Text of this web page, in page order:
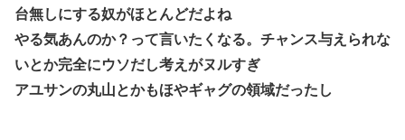
台無しにする奴がほとんどだよね
やる気あんのか？って言いたくなる。チャンス与えられな
いとか完全にウソだし考えがヌルすぎ
アユサンの丸山とかもほやギャグの領域だったし